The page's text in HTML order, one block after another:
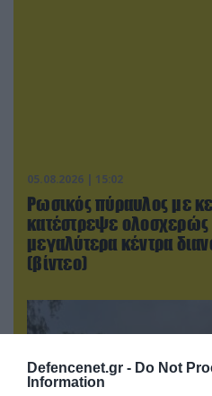
Defencenet.gr - Do Not
Information
05.08.2026 | 15:02
Ρωσικός πύραυλος με
κατέστρεψε ολοσχερώς
μεγαλύτερα κέντρα
(βίντεο)